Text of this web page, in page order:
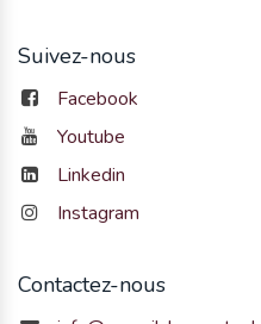
Suivez-nous
Facebook
Youtube
Linkedin
Instagram
Contactez-nous